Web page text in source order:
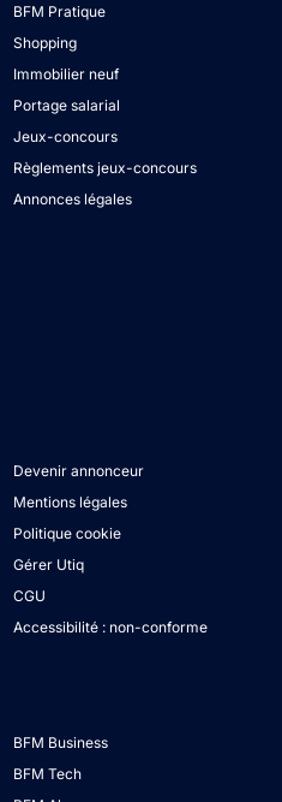
BFM Pratique
Shopping
Immobilier neuf
Portage salarial
Jeux-concours
Règlements jeux-concours
Annonces légales
Devenir annonceur
Mentions légales
Politique cookie
Gérer Utiq
CGU
Accessibilité : non-conforme
BFM Business
BFM Tech